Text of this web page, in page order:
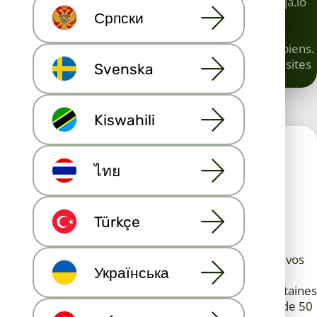
et Habita.com sont optimisés pour les moteurs de
recherche. Ces sites bénéficient d'une promotion
continue, ce qui assure une visibilité optimale à vos biens.
Enfin, votre marque est également présente sur les sites
de nos partenaires.
Annonces immobilières également
disponibles sur Habita.com
En plus des portails immobiliers de nos partenaires, vos
annonces sont diffusées sur Habita.com. Ce site, qui
compte des utilisateurs du monde entier et des centaines
de milliers de visiteurs par mois, est traduit en plus de 50
Српски
Svenska
Kiswahili
ไทย
Türkçe
Українська